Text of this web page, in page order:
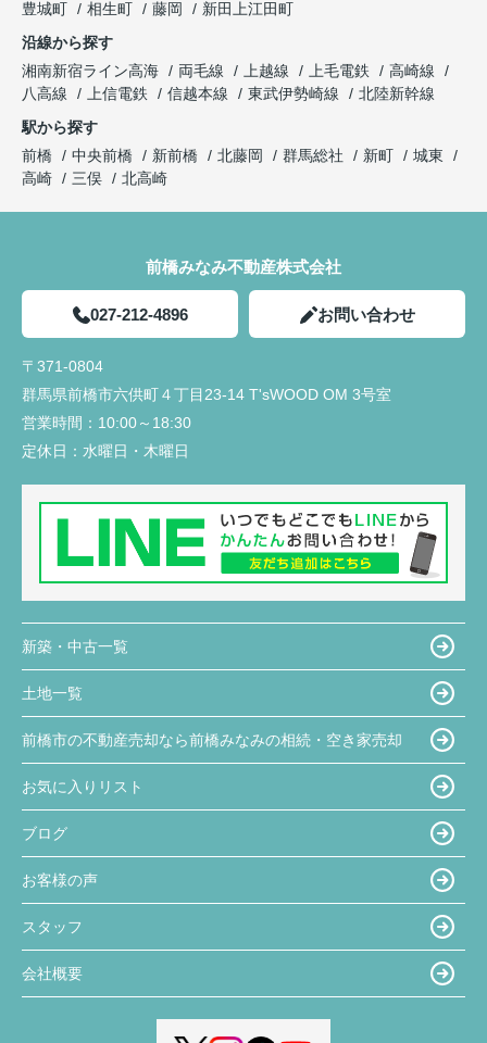
豊城町
相生町 藤岡
新田上江田町
沿線から探す
湘南新宿ライン高海
両毛線 上越線 上毛電鉄
高崎線
八高線
上信電鉄 信越本線 東武伊勢崎線
北陸新幹線
駅から探す
前橋
中央前橋 新前橋 北藤岡 群馬総社 新町
城東
高崎
三俣 北高崎
前橋みなみ不動産株式会社
027-212-4896 お問い合わせ
〒371-0804
群馬県前橋市六供町４丁目23‐14 T'sWOOD OM 3号室
営業時間： 10:00～18:30
定休日： 水曜日・木曜日
新築・中古一覧
土地一覧
前橋市の不動産売却なら前橋みなみの相続・空き家売却
お気に入りリスト
ブログ
お客様の声
スタッフ
会社概要